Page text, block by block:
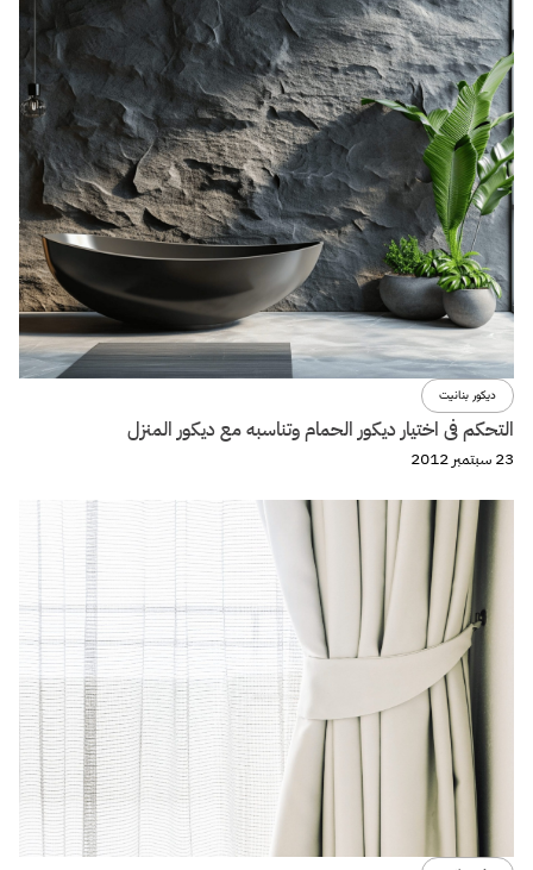
ديكور بنانيت
التحكم فى اختيار ديكور الحمام وتناسبه مع ديكور المنزل
23 سبتمبر 2012